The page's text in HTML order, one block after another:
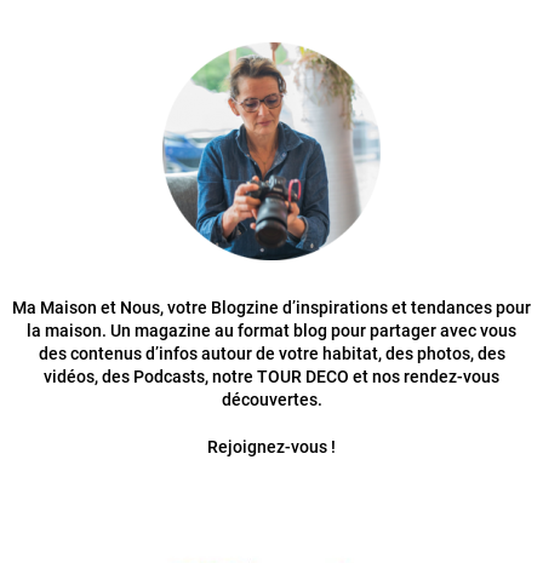
Ma Maison et Nous, votre Blogzine d’inspirations et tendances pour
la maison. Un magazine au format blog pour partager avec vous
des contenus d’infos autour de votre habitat, des photos, des
vidéos, des Podcasts, notre TOUR DECO et nos rendez-vous
découvertes.
Rejoignez-vous !